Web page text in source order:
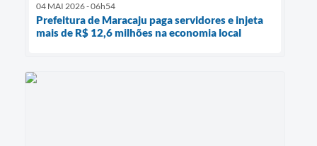
04 MAI 2026 - 06h54
Prefeitura de Maracaju paga servidores e injeta
mais de R$ 12,6 milhões na economia local